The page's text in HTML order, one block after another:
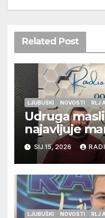
Related Post
LJUBUŠKI NOVOSTI RLJ
Udruga
najavljuje
ERA
SIJ 15, 2026
LJUBUŠKI NOVOSTI RLJ